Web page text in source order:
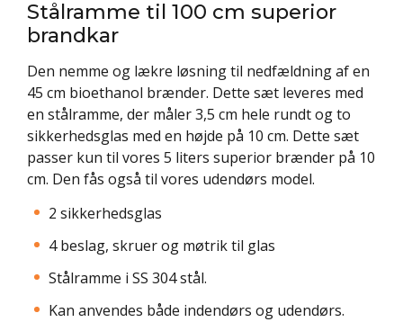
Stålramme til 100 cm superior
brandkar
Den nemme og lækre løsning til nedfældning af en
45 cm bioethanol brænder. Dette sæt leveres med
en stålramme, der måler 3,5 cm hele rundt og to
sikkerhedsglas med en højde på 10 cm. Dette sæt
passer kun til vores 5 liters superior brænder på 10
cm. Den fås også til vores udendørs model.
2 sikkerhedsglas
4 beslag, skruer og møtrik til glas
Stålramme i SS 304 stål.
Kan anvendes både indendørs og udendørs.